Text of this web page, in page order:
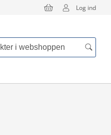
Log ind